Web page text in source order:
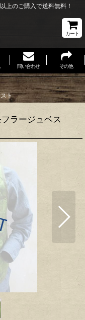
上のご購入で送料無料！
カート
問い合わせ その他
スト
ラージュベス